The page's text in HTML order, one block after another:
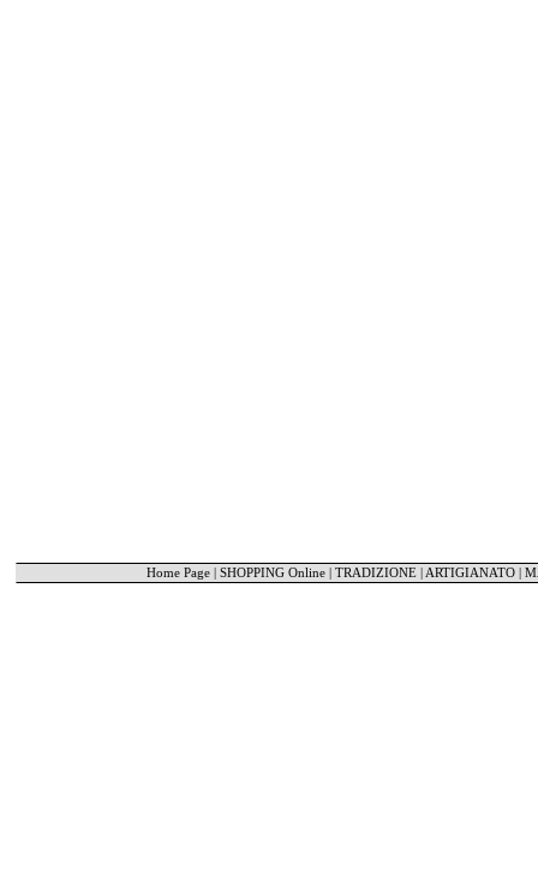
Home Page| SHOPPING Online| TRADIZIONE | ARTIGIANATO|